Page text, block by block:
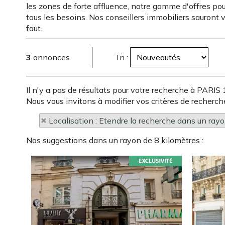
les zones de forte affluence, notre gamme d'offres
tous les besoins. Nos conseillers immobiliers sauront
faut.
3 annonces Tri :
Il n'y a pas de résultats pour votre recherche à PARIS
Nous vous invitons à modifier vos critères de
Localisation : Etendre la recherche dans un
Nos suggestions dans un rayon de 8 kilomètres :